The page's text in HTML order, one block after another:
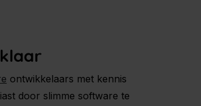
ontwikkelaars met kennis
door slimme software te